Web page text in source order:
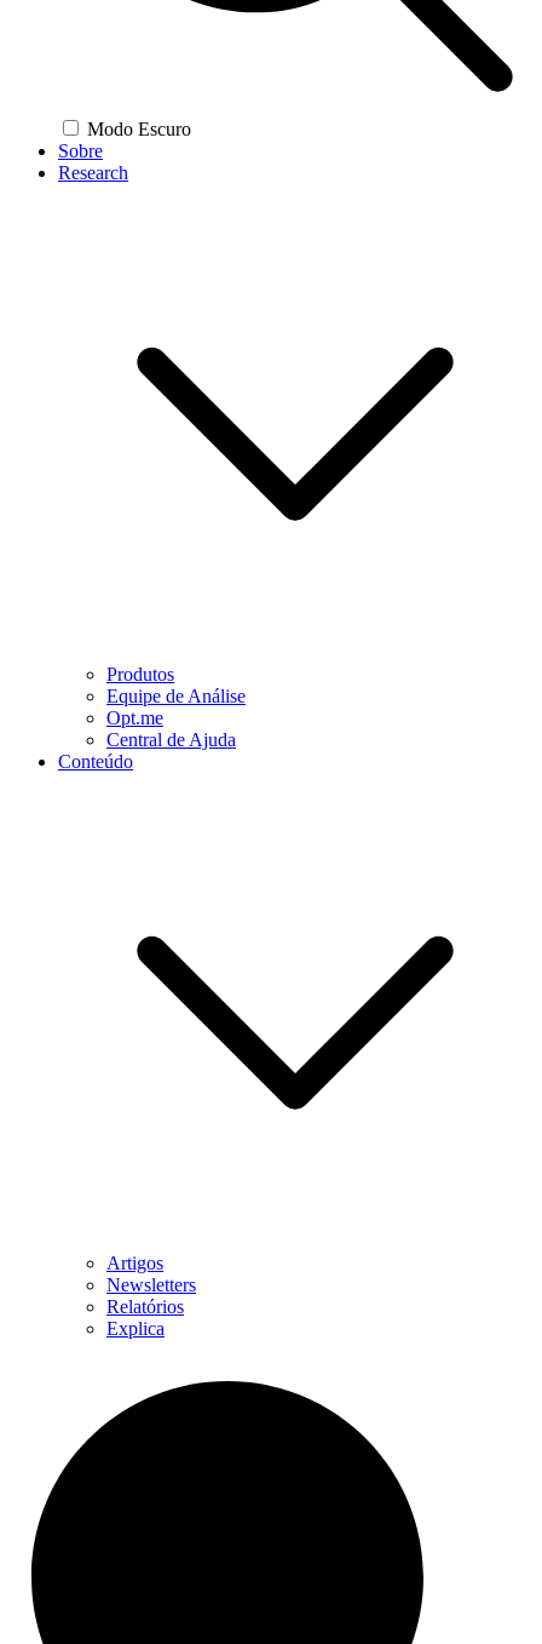
Modo Escuro
Sobre
Research
Produtos
Equipe de Análise
Opt.me
Central de Ajuda
Conteúdo
Artigos
Newsletters
Relatórios
Explica